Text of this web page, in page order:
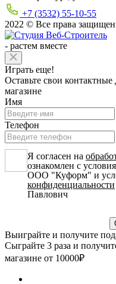
+7 (3532) 55-10-55
2022 © Все права
- растем вместе
Играть еще!
Оставьте свои
магазине
Имя
Телефон
Я согласен на
ознакомлен с
ООО "Куформ" и
конфиденциальности
Павлович
Выиграйте и получите
Сыграйте 3 раза и
магазине от 10000₽